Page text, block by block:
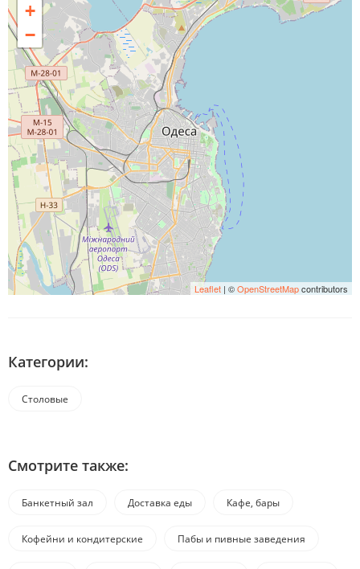
+
−
Leaflet | ©OpenStreetMapcontributors
Категории:
Столовые
Смотрите также:
Банкетный зал Доставка еды Кафе, бары
Кофейни и кондитерские Пабы и пивные заведения